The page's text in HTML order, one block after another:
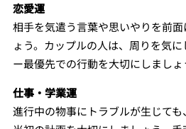
恋愛運
相手を気遣う言葉や思いやりを前
ょう。カップルの人は、周りを気
ー最優先での行動を大切にしましょ
仕事・学業運
進行中の物事にトラブルが生じて